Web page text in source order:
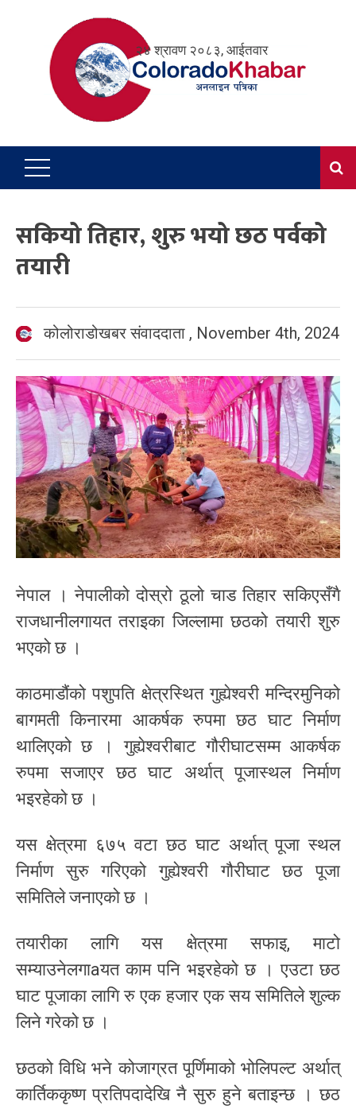
२४ श्रावण २०८३, आईतवार
सकियो तिहार, शुरु भयो छठ पर्वको
तयारी
कोलोराडोखबर संवाददाता , November 4th, 2024
नेपाल । नेपालीको दोस्रो ठूलो चाड तिहार सकिएसँगै
राजधानीलगायत तराइका जिल्लामा छठको तयारी शुरु
भएको छ ।
काठमाडौंको पशुपति क्षेत्रस्थित गुह्येश्वरी मन्दिरमुनिको
बागमती किनारमा आकर्षक रुपमा छठ घाट निर्माण
थालिएको छ । गुह्येश्वरीबाट गौरीघाटसम्म आकर्षक
रुपमा सजाएर छठ घाट अर्थात् पूजास्थल निर्माण
भइरहेको छ ।
यस क्षेत्रमा ६७५ वटा छठ घाट अर्थात् पूजा स्थल
निर्माण सुरु गरिएको गुह्येश्वरी गौरीघाट छठ पूजा
समितिले जनाएको छ ।
तयारीका लागि यस क्षेत्रमा सफाइ, माटो
सम्याउनेलगाaयत काम पनि भइरहेको छ । एउटा छठ
घाट पूजाका लागि रु एक हजार एक सय समितिले शुल्क
लिने गरेको छ ।
छठको विधि भने कोजाग्रत पूर्णिमाको भोलिपल्ट अर्थात्
कार्तिककृष्ण प्रतिपदादेखि नै सुरु हुने बताइन्छ । छठ